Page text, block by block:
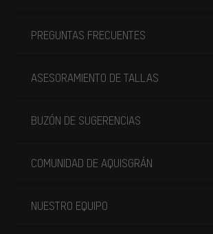
PREGUNTAS FRECUENTES
ASESORAMIENTO DE TALLAS
BUZÓN DE SUGERENCIAS
COMUNIDAD DE AQUISGRÁN
NUESTRO EQUIPO